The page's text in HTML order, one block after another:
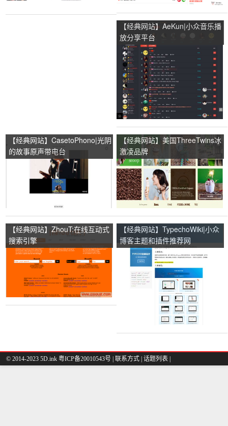
【经典网站】AeKun|小众音乐播
放分享平台
【经典网站】CasetoPhono|光阴
的故事原声带电台
【经典网站】美国ThreeTwins冰
激凌品牌
【经典网站】ZhouT:在线互动式
搜索引擎
【经典网站】TypechoWiki|小众
博客主题和插件推荐网
© 2014-2023 5D.ink 粤ICP备20010543号 | 联系方式 | 话题列表 |